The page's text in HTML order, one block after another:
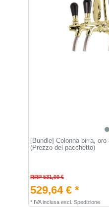
[Bundle] Colonna birra,
(Prezzo del pacchetto)
RRP 531,00 €
529,64 € *
* IVA inclusaescl. Spedizione